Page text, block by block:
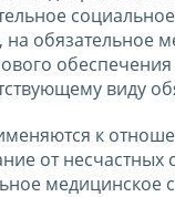
обязательное
виду
к
от